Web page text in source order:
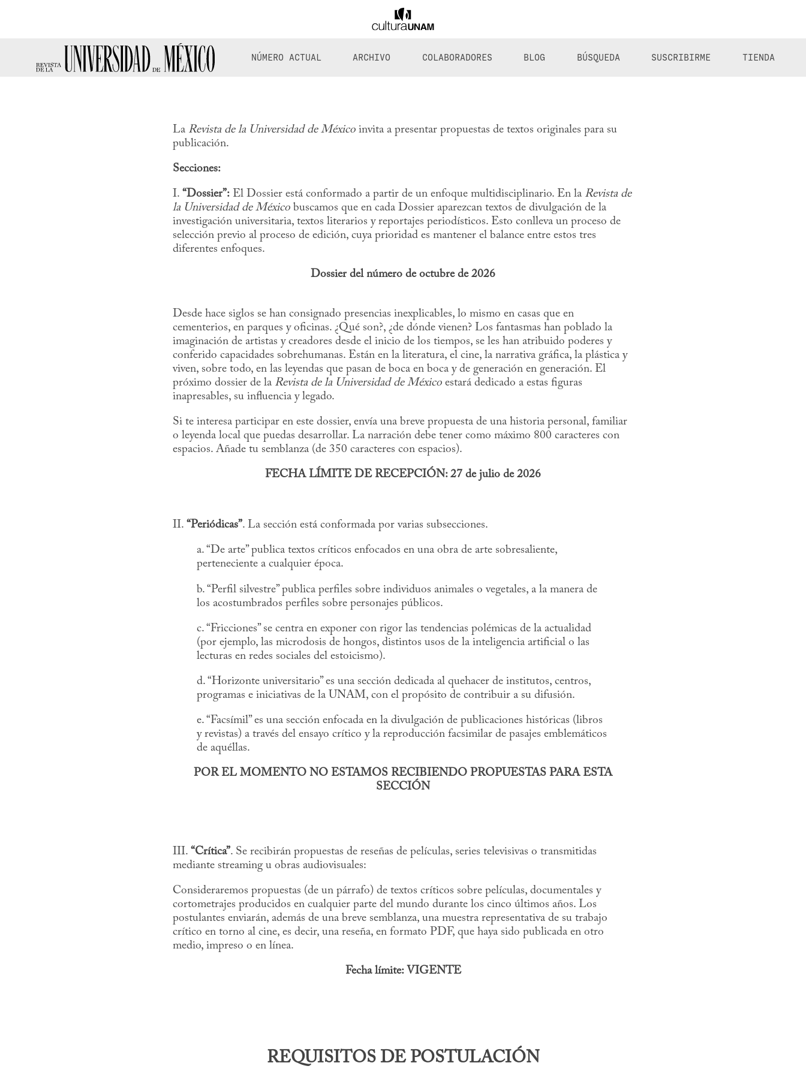
NÚMERO ACTUAL ARCHIVO COLABORADORES BLOG BÚSQUEDA SUSCRIBIRME TIENDA
La Revista de la Universidad de México invita a presentar propuestas de textos originales para su
publicación.
Secciones:
I. “Dossier”: El Dossier está conformado a partir de un enfoque multidisciplinario. En la Revista de
la Universidad de México buscamos que en cada Dossier aparezcan textos de divulgación de la
investigación universitaria, textos literarios y reportajes periodísticos. Esto conlleva un proceso de
selección previo al proceso de edición, cuya prioridad es mantener el balance entre estos tres
diferentes enfoques.
Dossier del número de octubre de 2026
Desde hace siglos se han consignado presencias inexplicables, lo mismo en casas que en
cementerios, en parques y oficinas. ¿Qué son?, ¿de dónde vienen? Los fantasmas han poblado la
imaginación de artistas y creadores desde el inicio de los tiempos, se les han atribuido poderes y
conferido capacidades sobrehumanas. Están en la literatura, el cine, la narrativa gráfica, la plástica y
viven, sobre todo, en las leyendas que pasan de boca en boca y de generación en generación. El
próximo dossier de la Revista de la Universidad de México estará dedicado a estas figuras
inapresables, su influencia y legado.
Si te interesa participar en este dossier, envía una breve propuesta de una historia personal, familiar
o leyenda local que puedas desarrollar. La narración debe tener como máximo 800 caracteres con
espacios. Añade tu semblanza (de 350 caracteres con espacios).
FECHA LÍMITE DE RECEPCIÓN: 27 de julio de 2026
II. “Periódicas”. La sección está conformada por varias subsecciones.
a. “De arte” publica textos críticos enfocados en una obra de arte sobresaliente,
perteneciente a cualquier época.
b. “Perfil silvestre” publica perfiles sobre individuos animales o vegetales, a la manera de
los acostumbrados perfiles sobre personajes públicos.
c. “Fricciones” se centra en exponer con rigor las tendencias polémicas de la actualidad
(por ejemplo, las microdosis de hongos, distintos usos de la inteligencia artificial o las
lecturas en redes sociales del estoicismo).
d. “Horizonte universitario” es una sección dedicada al quehacer de institutos, centros,
programas e iniciativas de la UNAM, con el propósito de contribuir a su difusión.
e. “Facsímil” es una sección enfocada en la divulgación de publicaciones históricas (libros
y revistas) a través del ensayo crítico y la reproducción facsimilar de pasajes emblemáticos
de aquéllas.
POR EL MOMENTO NO ESTAMOS RECIBIENDO PROPUESTAS PARA ESTA
SECCIÓN
III. “Crítica”. Se recibirán propuestas de reseñas de películas, series televisivas o transmitidas
mediante streaming u obras audiovisuales:
Consideraremos propuestas (de un párrafo) de textos críticos sobre películas, documentales y
cortometrajes producidos en cualquier parte del mundo durante los cinco últimos años. Los
postulantes enviarán, además de una breve semblanza, una muestra representativa de su trabajo
crítico en torno al cine, es decir, una reseña, en formato PDF, que haya sido publicada en otro
medio, impreso o en línea.
Fecha límite: VIGENTE
REQUISITOS DE POSTULACIÓN